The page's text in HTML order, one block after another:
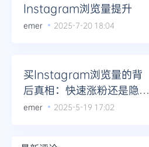
Instagram浏览量提升
emer 2025-7-20 18:04
买Instagram浏览量的背
后真相：快速涨粉还是隐藏
风险？
emer 2025-5-19 17:02